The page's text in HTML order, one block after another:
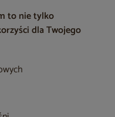
to nie tylko
dla Twojego